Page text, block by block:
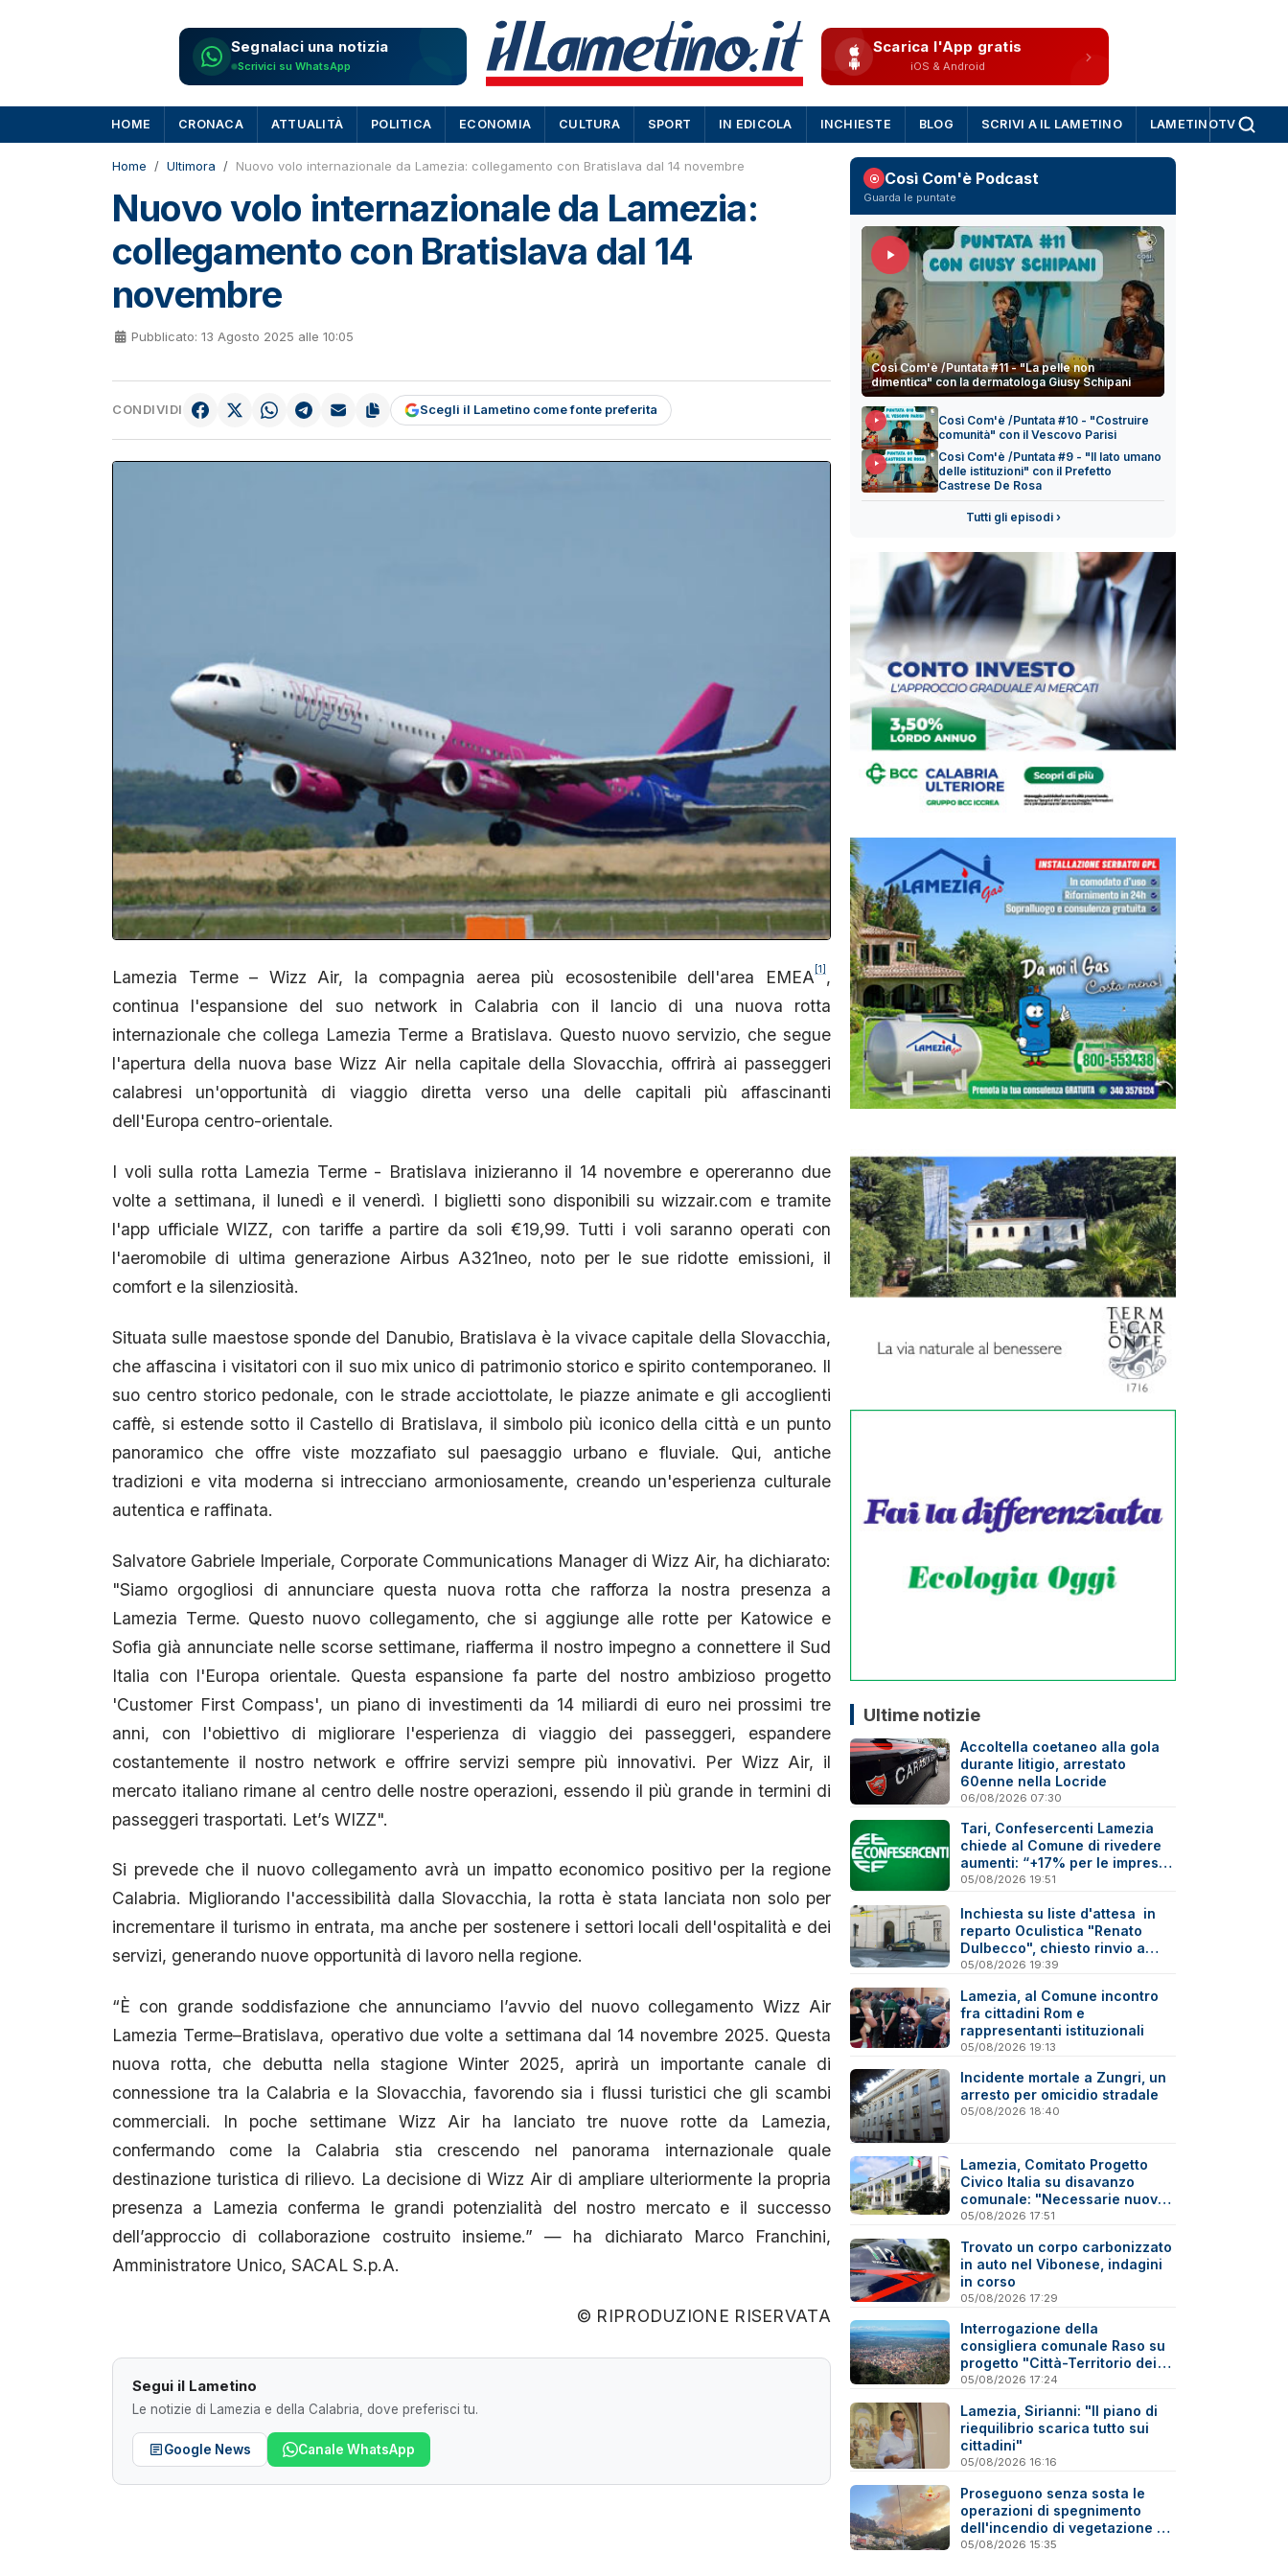
Segnalaci una notizia
Scrivici su WhatsApp
Scarica l'App gratis
iOS & Android
HOME CRONACA ATTUALITÀ POLITICA ECONOMIA CULTURA SPORT IN EDICOLA INCHIESTE BLOG SCRIVI A IL LAMETINO LAMETINOTV
Home Ultimora Nuovo volo internazionale da Lamezia: collegamento con Bratislava dal 14 novembre
Nuovo volo internazionale da Lamezia:
collegamento con Bratislava dal 14
novembre
Pubblicato: 13 Agosto 2025 alle 10:05
CONDIVIDI Scegli il Lametino come fonte preferita
Lamezia Terme – Wizz Air, la compagnia aerea più ecosostenibile dell'area EMEA[1] ,
continua l'espansione del suo network in Calabria con il lancio di una nuova rotta
internazionale che collega Lamezia Terme a Bratislava. Questo nuovo servizio, che segue
l'apertura della nuova base Wizz Air nella capitale della Slovacchia, offrirà ai passeggeri
calabresi un'opportunità di viaggio diretta verso una delle capitali più affascinanti
dell'Europa centro-orientale.
I voli sulla rotta Lamezia Terme - Bratislava inizieranno il 14 novembre e opereranno due
volte a settimana, il lunedì e il venerdì. I biglietti sono disponibili su wizzair.com e tramite
l'app ufficiale WIZZ, con tariffe a partire da soli €19,99. Tutti i voli saranno operati con
l'aeromobile di ultima generazione Airbus A321neo, noto per le sue ridotte emissioni, il
comfort e la silenziosità.
Situata sulle maestose sponde del Danubio, Bratislava è la vivace capitale della Slovacchia,
che affascina i visitatori con il suo mix unico di patrimonio storico e spirito contemporaneo. Il
suo centro storico pedonale, con le strade acciottolate, le piazze animate e gli accoglienti
caffè, si estende sotto il Castello di Bratislava, il simbolo più iconico della città e un punto
panoramico che offre viste mozzafiato sul paesaggio urbano e fluviale. Qui, antiche
tradizioni e vita moderna si intrecciano armoniosamente, creando un'esperienza culturale
autentica e raffinata.
Salvatore Gabriele Imperiale, Corporate Communications Manager di Wizz Air, ha dichiarato:
"Siamo orgogliosi di annunciare questa nuova rotta che rafforza la nostra presenza a
Lamezia Terme. Questo nuovo collegamento, che si aggiunge alle rotte per Katowice e
Sofia già annunciate nelle scorse settimane, riafferma il nostro impegno a connettere il Sud
Italia con l'Europa orientale. Questa espansione fa parte del nostro ambizioso progetto
'Customer First Compass', un piano di investimenti da 14 miliardi di euro nei prossimi tre
anni, con l'obiettivo di migliorare l'esperienza di viaggio dei passeggeri, espandere
costantemente il nostro network e offrire servizi sempre più innovativi. Per Wizz Air, il
mercato italiano rimane al centro delle nostre operazioni, essendo il più grande in termini di
passeggeri trasportati. Let’s WIZZ".
Si prevede che il nuovo collegamento avrà un impatto economico positivo per la regione
Calabria. Migliorando l'accessibilità dalla Slovacchia, la rotta è stata lanciata non solo per
incrementare il turismo in entrata, ma anche per sostenere i settori locali dell'ospitalità e dei
servizi, generando nuove opportunità di lavoro nella regione.
“È con grande soddisfazione che annunciamo l’avvio del nuovo collegamento Wizz Air
Lamezia Terme–Bratislava, operativo due volte a settimana dal 14 novembre 2025. Questa
nuova rotta, che debutta nella stagione Winter 2025, aprirà un importante canale di
connessione tra la Calabria e la Slovacchia, favorendo sia i flussi turistici che gli scambi
commerciali. In poche settimane Wizz Air ha lanciato tre nuove rotte da Lamezia,
confermando come la Calabria stia crescendo nel panorama internazionale quale
destinazione turistica di rilievo. La decisione di Wizz Air di ampliare ulteriormente la propria
presenza a Lamezia conferma le grandi potenzialità del nostro mercato e il successo
dell’approccio di collaborazione costruito insieme.” — ha dichiarato Marco Franchini,
Amministratore Unico, SACAL S.p.A.
© RIPRODUZIONE RISERVATA
Segui il Lametino
Le notizie di Lamezia e della Calabria, dove preferisci tu.
Google News Canale WhatsApp
Così Com'è Podcast
Guarda le puntate
Così Com'è /Puntata #11 - "La pelle non
dimentica" con la dermatologa Giusy Schipani
Così Com'è /Puntata #10 - "Costruire
comunità" con il Vescovo Parisi
Così Com'è /Puntata #9 - "Il lato umano
delle istituzioni" con il Prefetto
Castrese De Rosa
Tutti gli episodi ›
Ultime notizie
Accoltella coetaneo alla gola
durante litigio, arrestato
60enne nella Locride
06/08/2026 07:30
Tari, Confesercenti Lamezia
chiede al Comune di rivedere
aumenti: “+17% per le imprese
è troppo”
05/08/2026 19:51
Inchiesta su liste d'attesa in
reparto Oculistica "Renato
Dulbecco", chiesto rinvio a
giudizio per 10 indagati
05/08/2026 19:39
Lamezia, al Comune incontro
fra cittadini Rom e
rappresentanti istituzionali
05/08/2026 19:13
Incidente mortale a Zungri, un
arresto per omicidio stradale
05/08/2026 18:40
Lamezia, Comitato Progetto
Civico Italia su disavanzo
comunale: "Necessarie nuove
verifiche"
05/08/2026 17:51
Trovato un corpo carbonizzato
in auto nel Vibonese, indagini
in corso
05/08/2026 17:29
Interrogazione della
consigliera comunale Raso su
progetto "Città-Territorio dei
Due Mari Catanzaro-Lamezia"
05/08/2026 17:24
Lamezia, Sirianni: "Il piano di
riequilibrio scarica tutto sui
cittadini"
05/08/2026 16:16
Proseguono senza sosta le
operazioni di spegnimento
dell'incendio di vegetazione a
Gizzeria - Video
05/08/2026 15:35